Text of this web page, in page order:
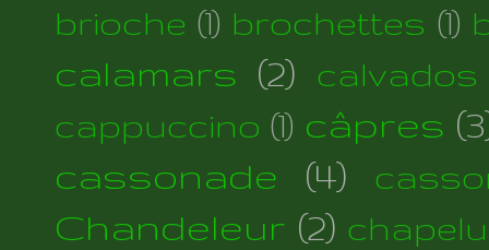
brioche (1) brochettes (1)
calamars (2)
calvados
cappuccino (1) câpres
cassonade
(4)
Chandeleur (2)